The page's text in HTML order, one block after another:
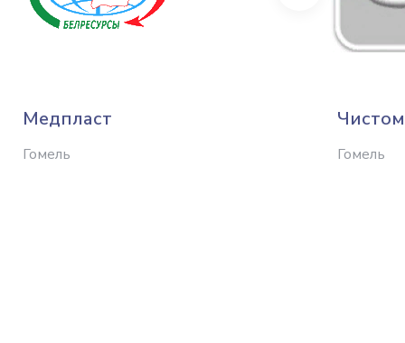
Медпласт
Гомель Гомель